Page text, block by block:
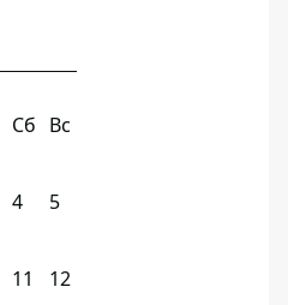
Сб Вс
4 5
11 12